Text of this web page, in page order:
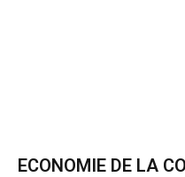
ECONOMIE DE LA